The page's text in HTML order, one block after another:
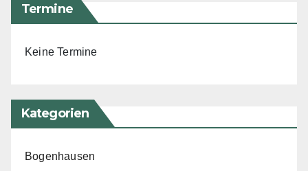
Termine
Keine Termine
Kategorien
Bogenhausen